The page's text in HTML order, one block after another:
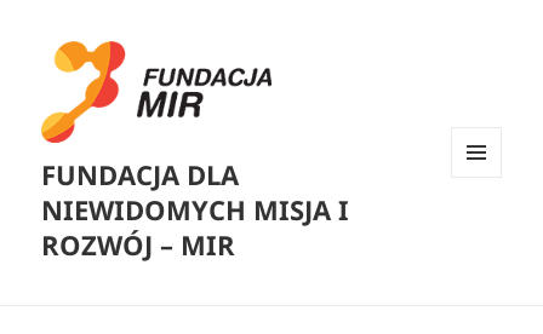
FUNDACJA DLA
NIEWIDOMYCH MISJA I
ROZWÓJ – MIR